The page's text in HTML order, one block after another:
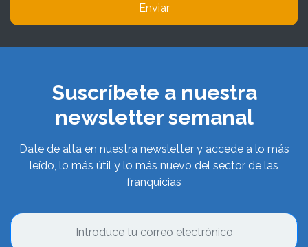
Enviar
Suscríbete a nuestra
newsletter semanal
Date de alta en nuestra newsletter y accede a lo más
leído, lo más útil y lo más nuevo del sector de las
franquicias